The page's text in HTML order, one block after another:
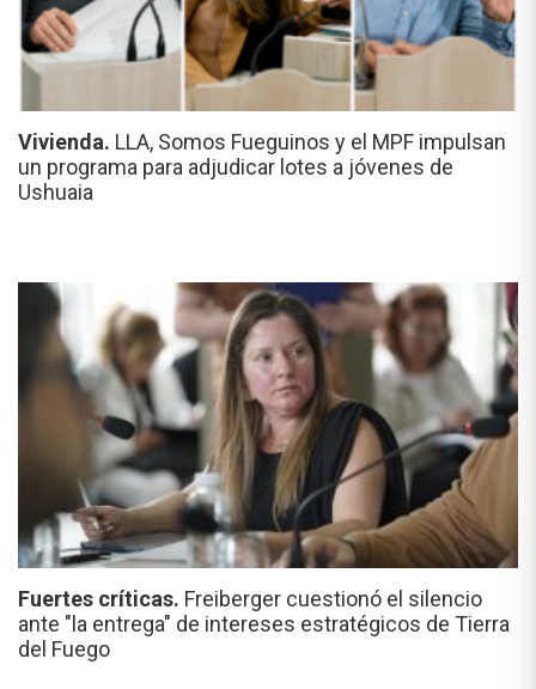
Vivienda. LLA, Somos Fueguinos y el MPF impulsan
un programa para adjudicar lotes a jóvenes de
Ushuaia
Fuertes críticas. Freiberger cuestionó el silencio
ante "la entrega" de intereses estratégicos de Tierra
del Fuego